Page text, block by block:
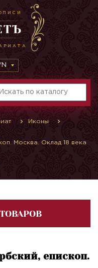
Иконы
Москва. Оклад 18 века
епископ.